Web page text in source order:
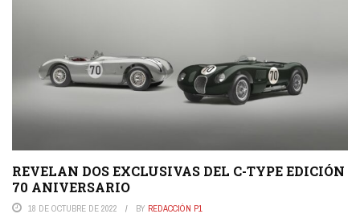
REVELAN DOS EXCLUSIVAS DEL C-TYPE EDICIÓN
70 ANIVERSARIO
18 DE OCTUBRE DE 2022 BY REDACCIÓN P1